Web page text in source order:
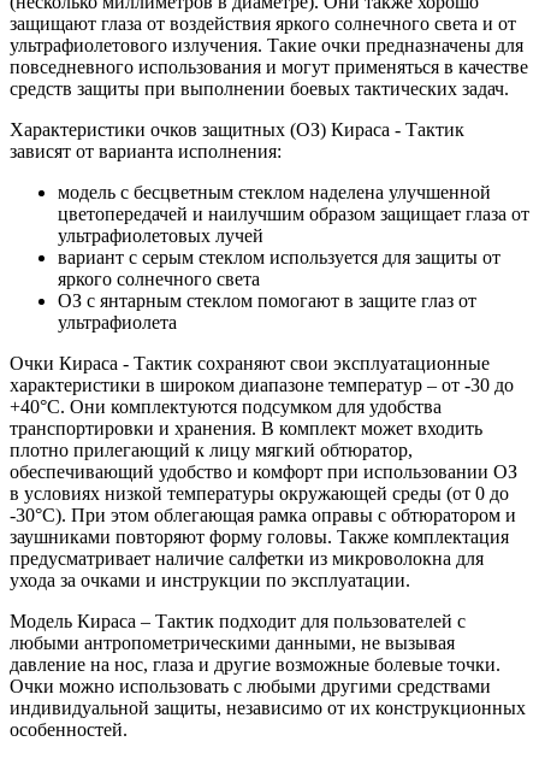
защищают глаза от воздействия яркого солнечного света и от
ультрафиолетового излучения. Такие очки предназначены для
повседневного использования и могут применяться в качестве
средств защиты при выполнении боевых тактических задач.
Характеристики очков защитных (ОЗ) Кираса - Тактик
зависят от варианта исполнения:
модель с бесцветным стеклом наделена улучшенной
цветопередачей и наилучшим образом защищает глаза от
ультрафиолетовых лучей
вариант с серым стеклом используется для защиты от
яркого солнечного света
ОЗ с янтарным стеклом помогают в защите глаз от
ультрафиолета
Очки Кираса - Тактик сохраняют свои эксплуатационные
характеристики в широком диапазоне температур – от -30 до
+40°C. Они комплектуются подсумком для удобства
транспортировки и хранения. В комплект может входить
плотно прилегающий к лицу мягкий обтюратор,
обеспечивающий удобство и комфорт при использовании ОЗ
в условиях низкой температуры окружающей среды (от 0 до
-30°C). При этом облегающая рамка оправы с обтюратором и
заушниками повторяют форму головы. Также комплектация
предусматривает наличие салфетки из микроволокна для
ухода за очками и инструкции по эксплуатации.
Модель Кираса – Тактик подходит для пользователей с
любыми антропометрическими данными, не вызывая
давление на нос, глаза и другие возможные болевые точки.
Очки можно использовать с любыми другими средствами
индивидуальной защиты, независимо от их конструкционных
особенностей.